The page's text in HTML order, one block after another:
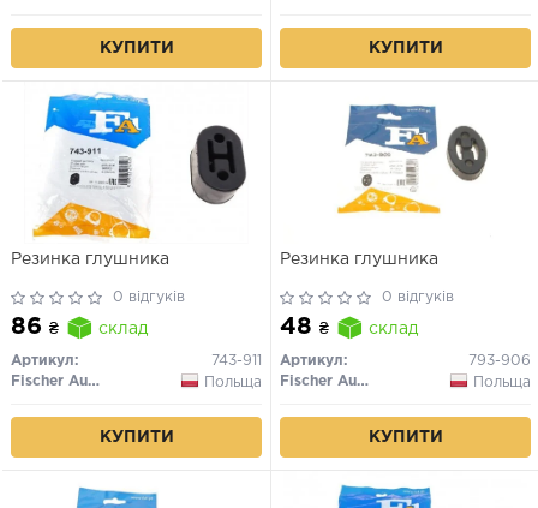
КУПИТИ КУПИТИ
Резинка глушника
0 відгуків
86 ₴ склад
Артикул:
743-911
Fischer Automotive One (FA1)
Польща
КУПИТИ
Резинка глушника
0 відгуків
48 ₴ склад
Артикул:
793-906
Fischer Automotive One (FA1)
Польща
КУПИТИ